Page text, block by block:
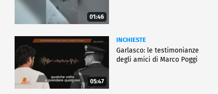
01:46
05:47
INCHIESTE
Garlasco: le testimonianze
degli amici di Marco Poggi